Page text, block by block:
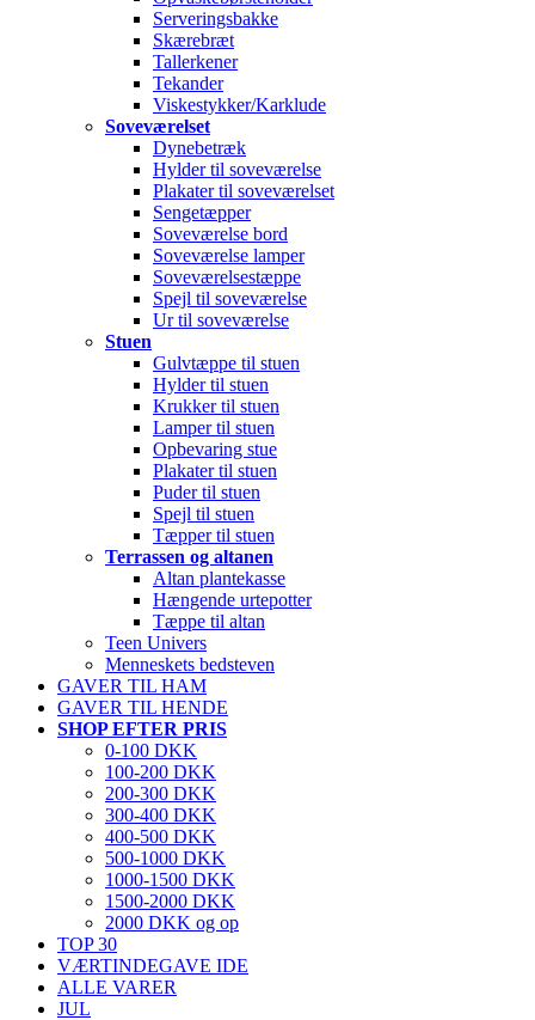
Serveringsbakke
Skærebræt
Tallerkener
Tekander
Viskestykker/Karklude
Soveværelset
Dynebetræk
Hylder til soveværelse
Plakater til soveværelset
Sengetæpper
Soveværelse bord
Soveværelse lamper
Soveværelsestæppe
Spejl til soveværelse
Ur til soveværelse
Stuen
Gulvtæppe til stuen
Hylder til stuen
Krukker til stuen
Lamper til stuen
Opbevaring stue
Plakater til stuen
Puder til stuen
Spejl til stuen
Tæpper til stuen
Terrassen og altanen
Altan plantekasse
Hængende urtepotter
Tæppe til altan
Teen Univers
Menneskets bedsteven
GAVER TIL HAM
GAVER TIL HENDE
SHOP EFTER PRIS
0-100 DKK
100-200 DKK
200-300 DKK
300-400 DKK
400-500 DKK
500-1000 DKK
1000-1500 DKK
1500-2000 DKK
2000 DKK og op
TOP 30
VÆRTINDEGAVE IDE
ALLE VARER
JUL